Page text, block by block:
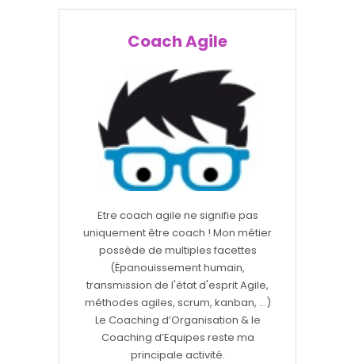
Coach Agile
Etre coach agile ne signifie pas
uniquement être coach ! Mon métier
possède de multiples facettes
(Épanouissement humain,
transmission de l'état d'esprit Agile,
méthodes agiles, scrum, kanban, ...)
Le Coaching d’Organisation & le
Coaching d’Equipes reste ma
principale activité.